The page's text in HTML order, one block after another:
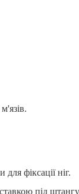
фіксації ніг.
під